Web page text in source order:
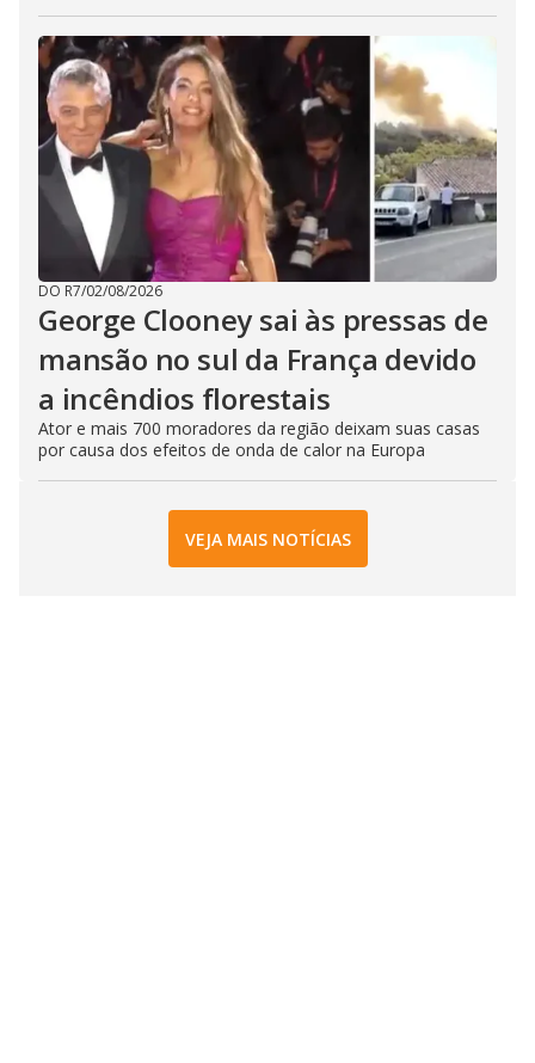
DO R7/02/08/2026
George Clooney sai às pressas de
mansão no sul da França devido
a incêndios florestais
Ator e mais 700 moradores da região deixam suas casas
por causa dos efeitos de onda de calor na Europa
VEJA MAIS NOTÍCIAS